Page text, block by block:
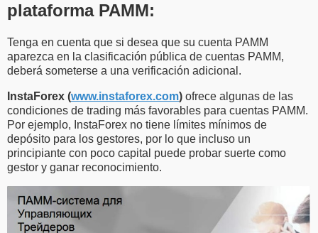
plataforma PAMM:
Tenga en cuenta que si desea que su cuenta PAMM
aparezca en la clasificación pública de cuentas PAMM,
deberá someterse a una verificación adicional.
InstaForex (www.instaforex.com) ofrece algunas de las
condiciones de trading más favorables para cuentas PAMM.
Por ejemplo, InstaForex no tiene límites mínimos de
depósito para los gestores, por lo que incluso un
principiante con poco capital puede probar suerte como
gestor y ganar reconocimiento.